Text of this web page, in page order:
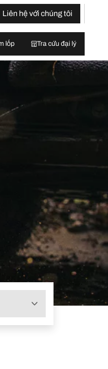
Liên hệ với chúng tôi
lốp Tra cứu đại lý